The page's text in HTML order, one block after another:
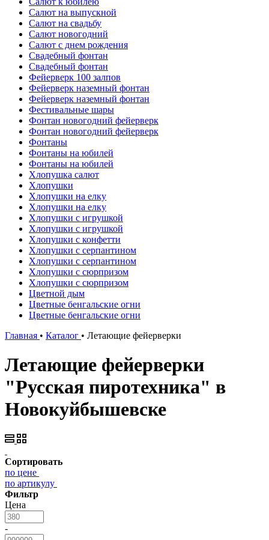
Салют на выпускной
Салют на свадьбу
Салют новогодний
Салют с днем рождения
Свадебный фонтан
Свадебный фонтан
Фейерверк 100 залпов
Фейерверк наземный фонтан
Фейерверк наземный фонтан
Фестивальные шары
Фонтан новогодний фейерверк
Фонтан новогодний фейерверк
Фонтаны
Фонтаны на юбилей
Фонтаны на юбилей
Хлопушка салют
Хлопушки
Хлопушки на елку
Хлопушки на елку
Хлопушки с игрушкой
Хлопушки с игрушкой
Хлопушки с конфетти
Хлопушки с серпантином
Хлопушки с серпантином
Хлопушки с сюрпризом
Хлопушки с сюрпризом
Цветной дым
Цветные бенгальские огни
Цветные бенгальские огни
Главная • Каталог • Летающие фейерверки
Летающие фейерверки
"Русская пиротехника" в
Новокуйбышевске
Сортировать
по цене
по артикулу
Фильтр
Цена
-